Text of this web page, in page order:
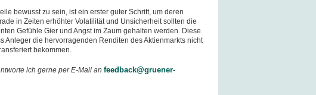
bewusst zu sein, ist ein erster guter Schritt, um deren
in Zeiten erhöhter Volatilität und Unsicherheit sollten die
Gefühle Gier und Angst im Zaum gehalten werden. Diese
Anleger die hervorragenden Renditen des Aktienmarkts nicht
bekommen.
ich gerne per E-Mail an feedback@gruener-